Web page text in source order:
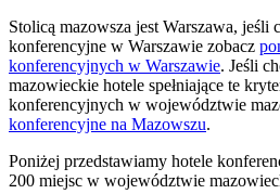
Stolicą mazowsza jest Warszawa, jeśli
konferencyjne w Warszawie zobacz
konferencyjnych w Warszawie. Jeśli
mazowieckie hotele spełniające te
konferencyjnych w województwie
konferencyjne na Mazowszu.
Poniżej przedstawiamy hotele
200 miejsc w województwie